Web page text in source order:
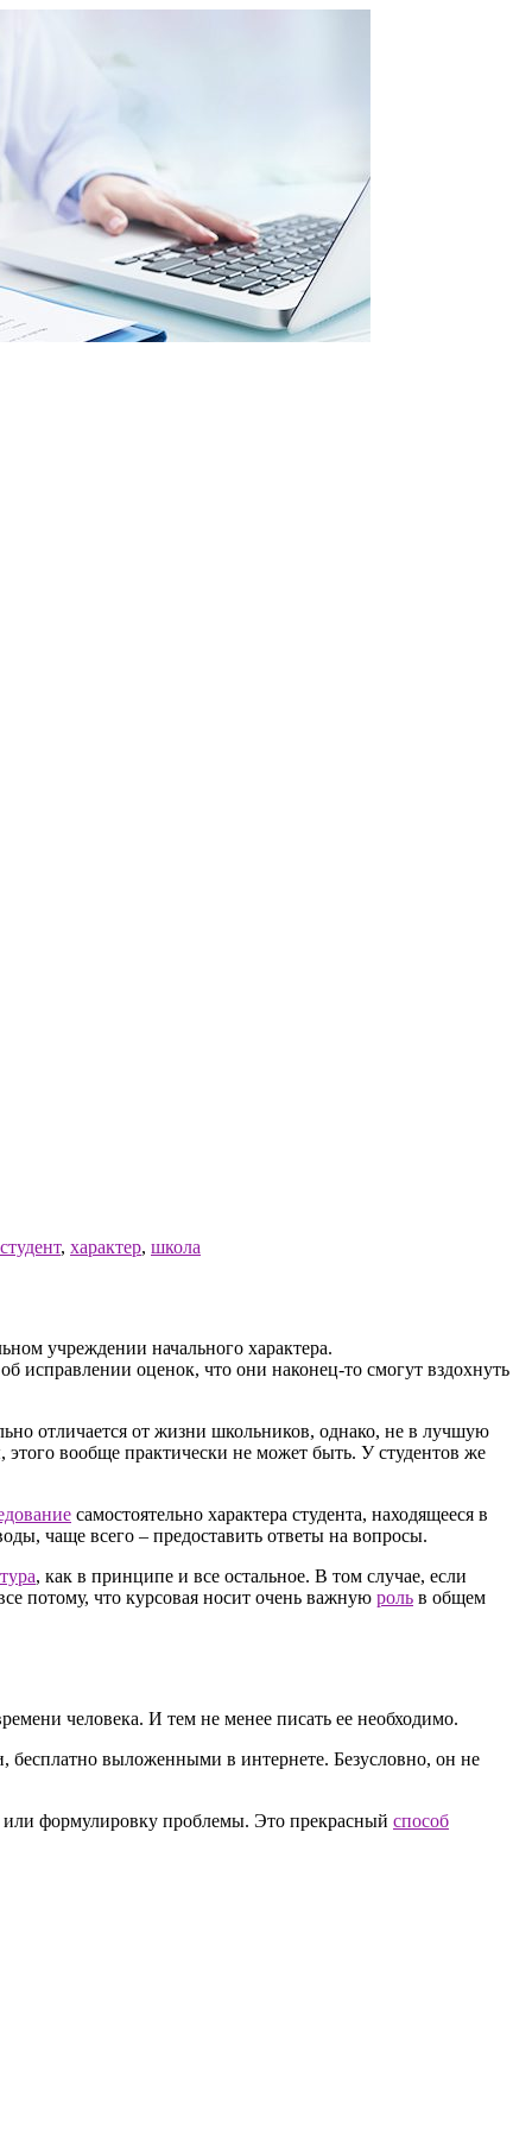
студент, характер, школа
учреждении начального характера.
исправлении оценок, что они наконец-то смогут вздохнуть
отличается от жизни школьников, однако, не в лучшую
вообще практически не может быть. У студентов же
самостоятельно характера студента, находящееся в
чаще всего – предоставить ответы на вопросы.
, как в принципе и все остальное. В том случае, если
потому, что курсовая носит очень важную роль в общем
человека. И тем не менее писать ее необходимо.
бесплатно выложенными в интернете. Безусловно, он не
или формулировку проблемы. Это прекрасный способ